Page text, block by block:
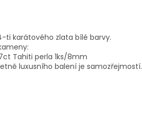
ti karátového zlata bílé barvy.
Tahiti perla 1ks/8mm
luxusního balení je samozřejmostí.